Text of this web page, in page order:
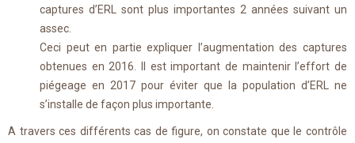
captures d’ERL sont plus importantes 2 années suivant un
assec.
Ceci peut en partie expliquer l’augmentation des captures
obtenues en 2016. Il est important de maintenir l’effort de
piégeage en 2017 pour éviter que la population d’ERL ne
s’installe de façon plus importante.
A travers ces différents cas de figure, on constate que le contrôle